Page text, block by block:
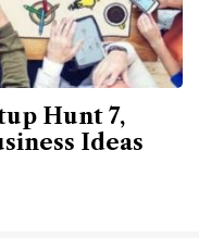
Hunt 7,
Ideas